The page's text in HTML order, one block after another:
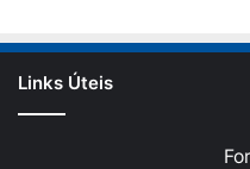
Links Úteis